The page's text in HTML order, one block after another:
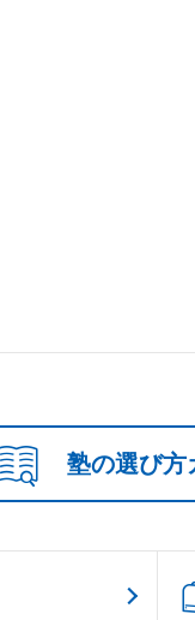
塾の選び方